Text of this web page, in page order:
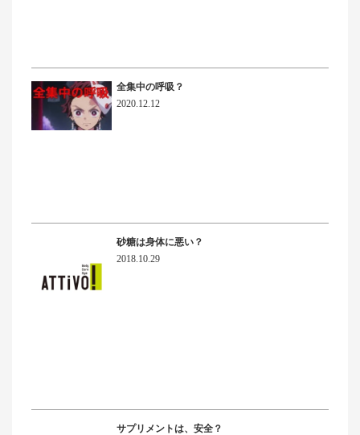
全集中の呼吸？
2020.12.12
砂糖は身体に悪い？
2018.10.29
サプリメントは、安全？